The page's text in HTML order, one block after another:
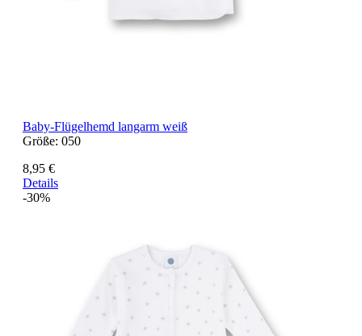
Baby-Flügelhemd langarm weiß
Größe: 050
8,95 €
Details
-30%